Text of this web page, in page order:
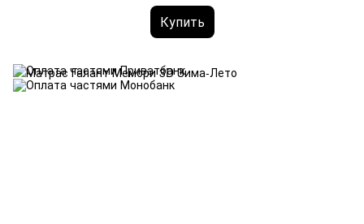
Купить